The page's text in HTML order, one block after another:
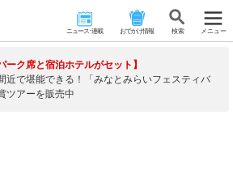
ニュース･連載 おでかけ情報 検 索 メニュー
ーク席と宿泊ホテルがセット】
近で堪能できる！「みなとみらいフェスティバ
ツアーを販売中